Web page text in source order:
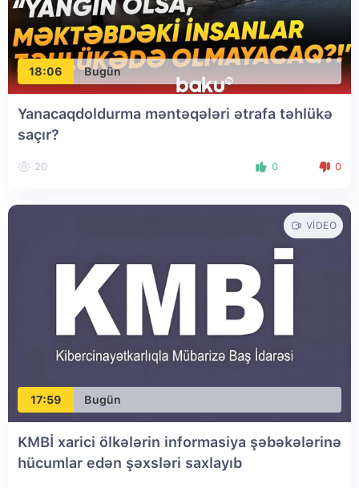
18:06 Bugün
Yanacaqdoldurma məntəqələri ətrafa təhlükə
saçır?
20 0 0
17:59 Bugün
VIDEO
KMBİ xarici ölkələrin informasiya şəbəkələrinə
hücumlar edən şəxsləri saxlayıb